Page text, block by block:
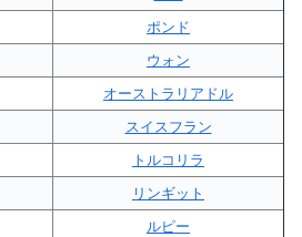
ポンド
ウォン
オーストラリアドル
スイスフラン
トルコリラ
リンギット
ルピー